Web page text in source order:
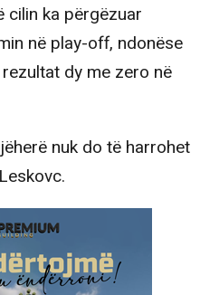
cilin ka përgëzuar
në play-off, ndonëse
dy me zero në
nuk do të harrohet